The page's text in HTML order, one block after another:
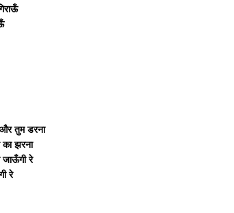
तुम डरना
झरना
जाऊँगी रे
रे